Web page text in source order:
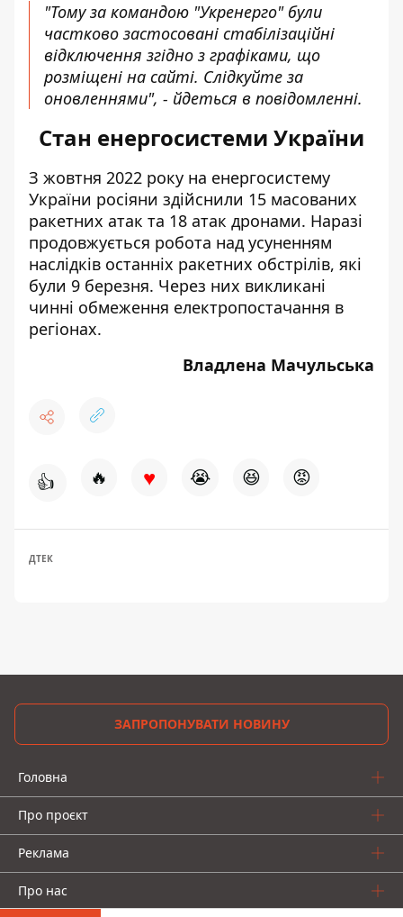
"Тому за командою "Укренерго" були
частково застосовані стабілізаційні
відключення згідно з графіками, що
розміщені на сайті. Слідкуйте за
оновленнями", - йдеться в повідомленні.
Стан енергосистеми України
З жовтня 2022 року на енергосистему
України росіяни здійснили 15 масованих
ракетних атак та 18 атак дронами. Наразі
продовжується робота над усуненням
наслідків останніх ракетних обстрілів, які
були 9 березня. Через них викликані
чинні обмеження електропостачання в
регіонах.
Владлена Мачульська
👍 🔥 ♥ 😭 😆 😡
ДТЕК
ЗАПРОПОНУВАТИ НОВИНУ
Головна
Про проєкт
Реклама
Про нас